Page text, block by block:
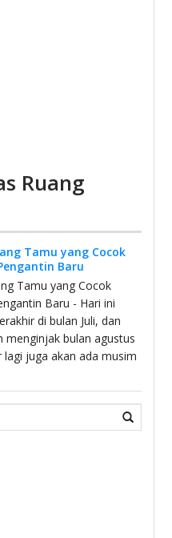
Ruang
Tamu yang Cocok
Baru
Tamu yang Cocok
Baru - Hari ini
di bulan Juli, dan
menginjak bulan agustus
lagi juga akan ada musim